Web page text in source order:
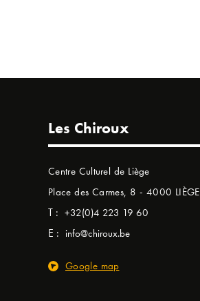
Les Chiroux
Centre Culturel de Liège
Place des Carmes, 8 - 4000 LIÈGE
T : +32(0)4 223 19 60
E : info@chiroux.be
Google map